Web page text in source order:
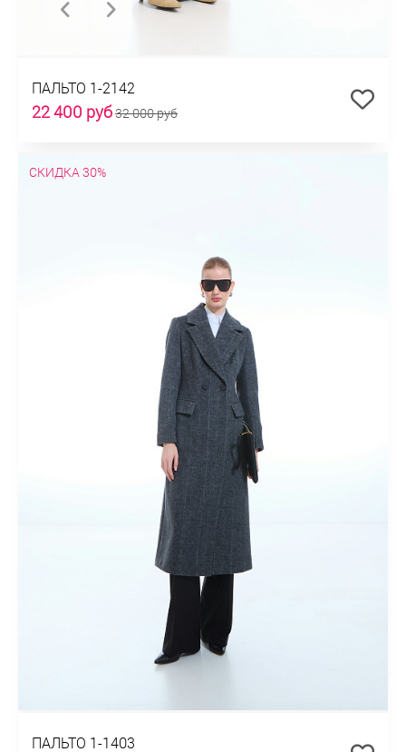
ПАЛЬТО 1-2142
22 400 руб32 000 руб
СКИДКА 30%
ПАЛЬТО 1-1403